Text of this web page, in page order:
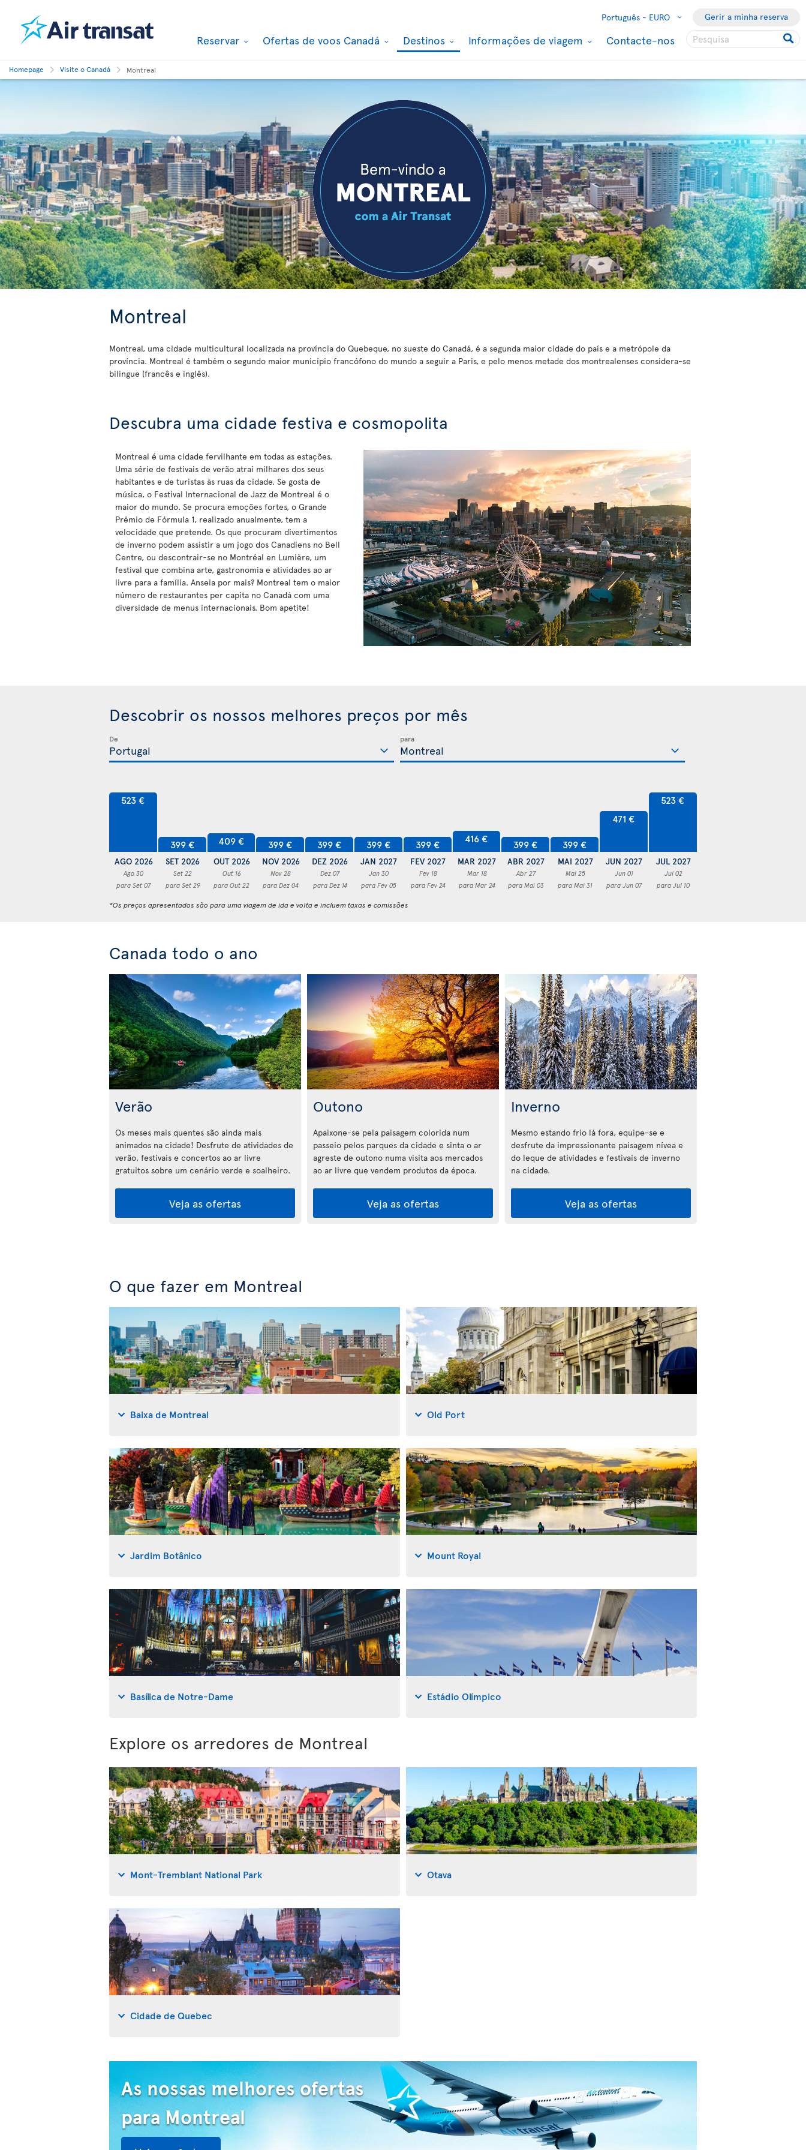
Português - EURO Gerir a minha reserva
Reservar Ofertas de voos Canadá Destinos Informações de viagem Contacte-nos
Homepage Visite o Canadá Montreal
Montreal
Montreal, uma cidade multicultural localizada na província do Quebeque, no sueste do Canadá, é a segunda maior cidade do país e a metrópole da
província. Montreal é também o segundo maior município francófono do mundo a seguir a Paris, e pelo menos metade dos montrealenses considera-se
bilingue (francês e inglês).
Descubra uma cidade festiva e cosmopolita
Montreal é uma cidade fervilhante em todas as estações.
Uma série de festivais de verão atrai milhares dos seus
habitantes e de turistas às ruas da cidade. Se gosta de
música, o Festival Internacional de Jazz de Montreal é o
maior do mundo. Se procura emoções fortes, o Grande
Prémio de Fórmula 1, realizado anualmente, tem a
velocidade que pretende. Os que procuram divertimentos
de inverno podem assistir a um jogo dos Canadiens no Bell
Centre, ou descontrair-se no Montréal en Lumière, um
festival que combina arte, gastronomia e atividades ao ar
livre para a família. Anseia por mais? Montreal tem o maior
número de restaurantes per capita no Canadá com uma
diversidade de menus internacionais. Bom apetite!
Descobrir os nossos melhores preços por mês
De para
523 €
AGO 2026
Ago 30
para Set 07
399 €
SET 2026
Set 22
para Set 29
409 €
OUT 2026
Out 16
para Out 22
399 €
NOV 2026
Nov 28
para Dez 04
399 €
DEZ 2026
Dez 07
para Dez 14
399 €
JAN 2027
Jan 30
para Fev 05
399 €
FEV 2027
Fev 18
para Fev 24
416 €
MAR 2027
Mar 18
para Mar 24
399 €
ABR 2027
Abr 27
para Mai 03
399 €
MAI 2027
Mai 25
para Mai 31
471 €
JUN 2027
Jun 01
para Jun 07
523 €
JUL 2027
Jul 02
para Jul 10
*Os preços apresentados são para uma viagem de ida e volta e incluem taxas e comissões
Canada todo o ano
Verão
Os meses mais quentes são ainda mais
animados na cidade! Desfrute de atividades de
verão, festivais e concertos ao ar livre
gratuitos sobre um cenário verde e soalheiro.
Veja as ofertas
Outono
Apaixone-se pela paisagem colorida num
passeio pelos parques da cidade e sinta o ar
agreste de outono numa visita aos mercados
ao ar livre que vendem produtos da época.
Veja as ofertas
Inverno
Mesmo estando frio lá fora, equipe-se e
desfrute da impressionante paisagem nívea e
do leque de atividades e festivais de inverno
na cidade.
Veja as ofertas
O que fazer em Montreal
Baixa de Montreal Old Port
Jardim Botânico Mount Royal
Basílica de Notre-Dame Estádio Olímpico
Explore os arredores de Montreal
Mont-Tremblant National Park Otava
Cidade de Quebec
As nossas melhores ofertas
para Montreal